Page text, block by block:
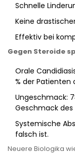
Schnelle
Keine
Effektiv bei
Gegen Steroide
Orale
% der Patienten
Ungeschmack:
Geschmack des
Systemische
falsch ist.
Neuere Biologika